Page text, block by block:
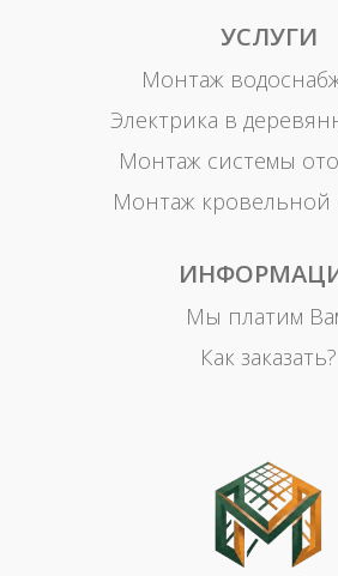
УСЛУГИ
Монтаж
Электрика в
Монтаж системы
Монтаж кровельной
Мы платим
Как заказать?